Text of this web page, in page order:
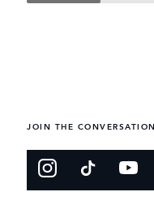
JOIN THE CONVERSATION